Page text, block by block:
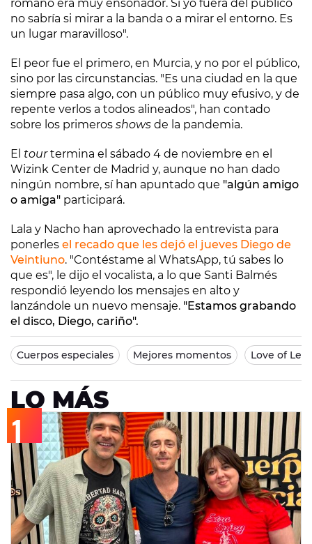
romano era muy ensoñador. Si yo fuera del público
no sabría si mirar a la banda o a mirar el entorno. Es
un lugar maravilloso".
El peor fue el primero, en Murcia, y no por el público,
sino por las circunstancias. "Es una ciudad en la que
siempre pasa algo, con un público muy efusivo, y de
repente verlos a todos alineados", han contado
sobre los primeros shows de la pandemia.
El tourtermina el sábado 4 de noviembre en el
Wizink Center de Madrid y, aunque no han dado
ningún nombre, sí han apuntado que "algún amigo
o amiga" participará.
Lala y Nacho han aprovechado la entrevista para
ponerles el recado que les dejó el jueves Diego de
Veintiuno. "Contéstame al WhatsApp, tú sabes lo
que es", le dijo el vocalista, a lo que Santi Balmés
respondió leyendo los mensajes en alto y
lanzándole un nuevo mensaje. "Estamos grabando
el disco, Diego, cariño".
Cuerpos especiales Mejores momentos Love of
LO MÁS